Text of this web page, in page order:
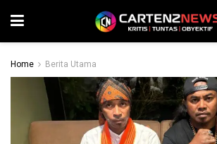
Home Berita Utama